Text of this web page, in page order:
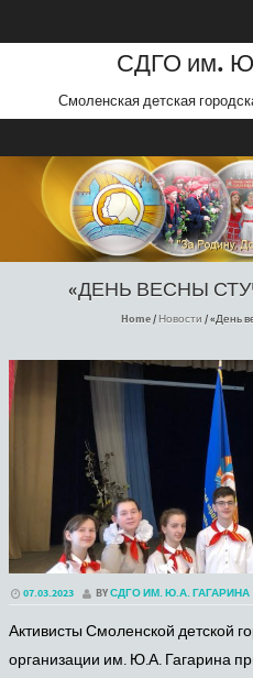
СДГО им.
Смоленская детская
Skip to content
«ДЕНЬ ВЕСНЫ
Home/Новости /«День
07.03.2023 BYСДГО ИМ. Ю.А. ГАГАРИНА
Активисты Смоленской детской
организации им. Ю.А. Гагарина